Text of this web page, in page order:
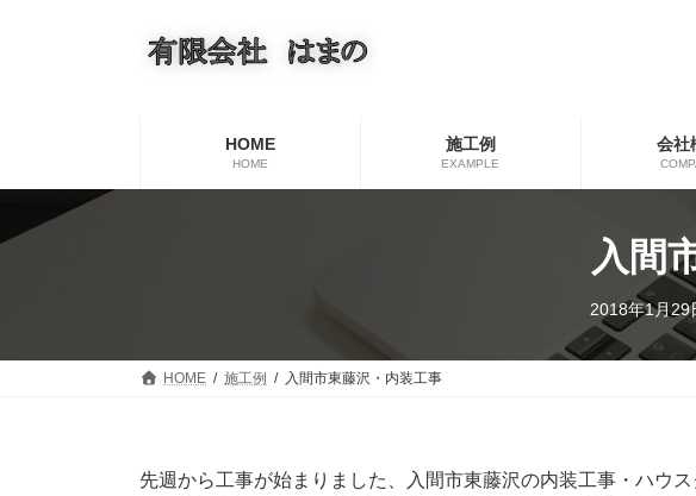
キ
プ
に
動
HOME
HOME
施工例
EXAMPLE
会社
入間
2018年1月29
HOME 施工例 入間市東藤沢・内装工事
先週から工事が始まりました、入間市東藤沢の内装工事・ハウ